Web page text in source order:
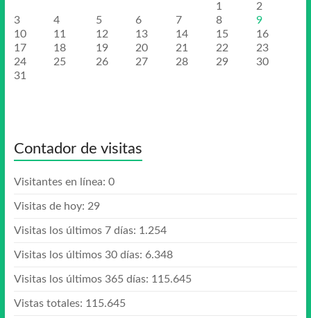
1
2
3
4 5 6 7 8
9
10
11 12 13 14 15
16
17
18 19 20 21 22
23
24
25 26 27 28 29
30
31
Contador de visitas
Visitantes en línea: 0
Visitas de hoy: 29
Visitas los últimos 7 días: 1.254
Visitas los últimos 30 días: 6.348
Visitas los últimos 365 días: 115.645
Vistas totales: 115.645